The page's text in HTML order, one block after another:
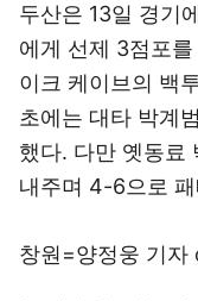
두산은 13일 경기
에게 선제 3점포
이크 케이브의 백
초에는 대타 박계
했다. 다만 옛동료
내주며 4-6으로
창원=양정웅 기